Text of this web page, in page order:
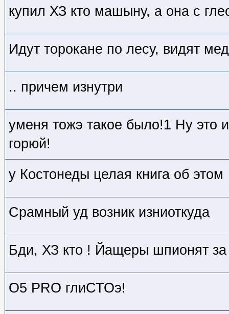
купил ХЗ кто машыну, а она с
Идут торокане по лесу, видят
.. причем изнутри
уменя тожэ такое было!1 Ну это
горюй!
у Костонеды целая книга об этом
Срамный уд возник изниоткуда
Бди, ХЗ кто ! Йащеры шпионят за
О5 PRO глиСТОэ!